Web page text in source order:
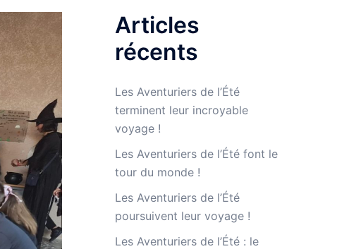
Articles
récents
Les Aventuriers de l’Été
terminent leur incroyable
voyage !
Les Aventuriers de l’Été font le
tour du monde !
Les Aventuriers de l’Été
poursuivent leur voyage !
Les Aventuriers de l’Été : le